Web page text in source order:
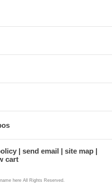
send email
site map
cart
here All Rights Reserved.